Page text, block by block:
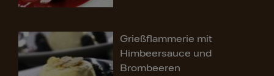
Grießflammerie mit
Himbeersauce und
Brombeeren